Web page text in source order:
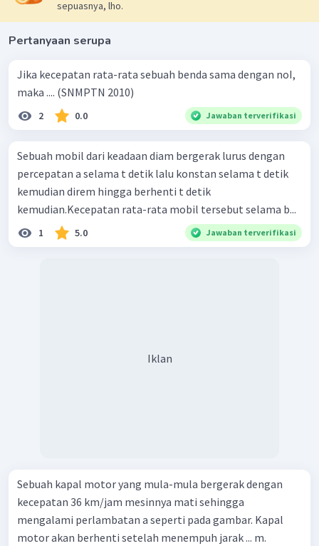
sepuasnya, lho.
Pertanyaan serupa
Jika kecepatan rata-rata sebuah benda sama dengan noI,
maka .... (SNMPTN 2010)
2 0.0 Jawaban terverifikasi
Sebuah mobil dari keadaan diam bergerak lurus dengan
percepatan a selama t detik lalu konstan selama t detik
kemudian direm hingga berhenti t detik
kemudian.Kecepatan rata-rata mobil tersebut selama b...
1 5.0 Jawaban terverifikasi
Iklan
Sebuah kapal motor yang mula-mula bergerak dengan
kecepatan 36 km/jam mesinnya mati sehingga
mengalami perlambatan a seperti pada gambar. Kapal
motor akan berhenti setelah menempuh jarak ... m.